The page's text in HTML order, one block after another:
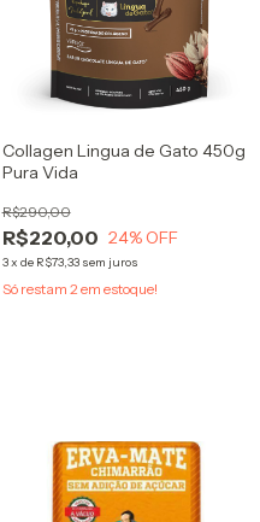
Collagen Lingua de Gato 450g
Pura Vida
R$220,00
R$290,00
24% OFF
3x de R$73,33 sem juros
Só restam 2 em estoque!